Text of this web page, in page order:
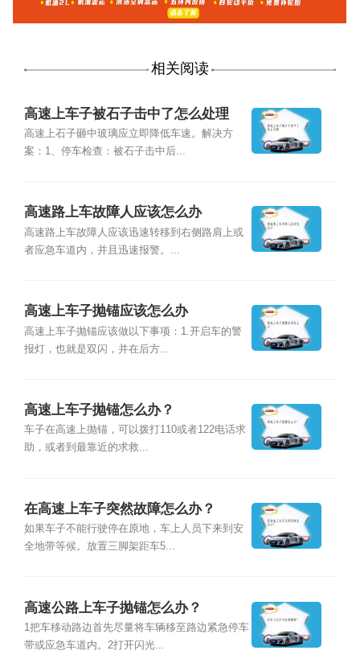
相关阅读
高速上车子被石子击中了怎么处理
高速上石子砸中玻璃应立即降低车速。解决方
案：1、停车检查：被石子击中后...
高速路上车故障人应该怎么办
高速路上车故障人应该迅速转移到右侧路肩上或
者应急车道内，并且迅速报警。...
高速上车子抛锚应该怎么办
高速上车子抛锚应该做以下事项：1.开启车的警
报灯，也就是双闪，并在后方...
高速上车子抛锚怎么办？
车子在高速上抛锚，可以拨打110或者122电话求
助，或者到最靠近的求救...
在高速上车子突然故障怎么办？
如果车子不能行驶停在原地，车上人员下来到安
全地带等候。放置三脚架距车5...
高速公路上车子抛锚怎么办？
1把车移动路边首先尽量将车辆移至路边紧急停车
带或应急车道内。2打开闪光...